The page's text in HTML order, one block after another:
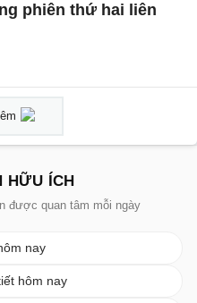
phiên thứ hai liên
HỮU ÍCH
được quan tâm mỗi ngày
nay
hôm nay